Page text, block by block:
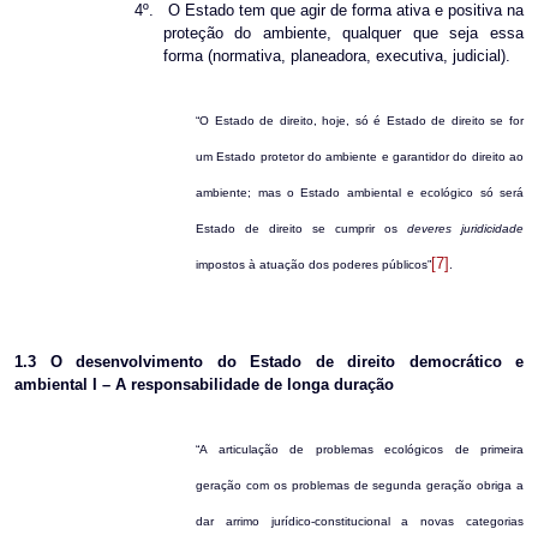
4º.
O Estado tem que agir de forma ativa e positiva na
proteção do ambiente, qualquer que seja essa
forma (normativa, planeadora, executiva, judicial).
“O Estado de direito, hoje, só é Estado de direito se for
um Estado protetor do ambiente e garantidor do direito ao
ambiente; mas o Estado ambiental e ecológico só será
Estado de direito se cumprir osdeveres juridicidade
impostos à atuação dos poderes públicos”[7].
1.3 O desenvolvimento do Estado de direito democrático e
ambiental I – A responsabilidade de longa duração
“A articulação de problemas ecológicos de primeira
geração com os problemas de segunda geração obriga a
dar arrimo jurídico-constitucional a novas categorias